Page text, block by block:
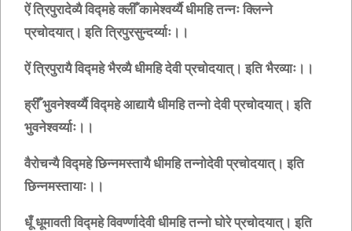
ऐं त्रिपुरादेव्यै विद्महे क्लीँ कामेश्वर्य्यै धीमहि तन्नः क्लिन्ने
प्रचोदयात्। इति त्रिपुरसुन्दर्य्याः।।
ऐं त्रिपुरायै विद्महे भैरव्यै धीमहि देवी प्रचोदयात्। इति भैरव्याः।।
ह्रीँ भुवनेश्वर्य्यै विद्महे आद्यायै धीमहि तन्नो देवी प्रचोदयात्। इति
भुवनेश्वर्य्याः।।
वैरोचन्यै विद्महे छिन्नमस्तायै धीमहि तन्नोदेवी प्रचोदयात्। इति
छिन्नमस्तायाः।।
धूँ धूमावती विद्महे विवर्ण्णादेवी धीमहि तन्नो घोरे प्रचोदयात्। इति